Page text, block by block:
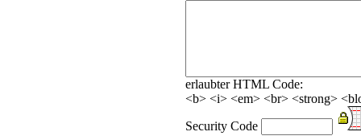
erlaubter HTML Code:
<b> <i> <em> <br> <strong>
Security Code